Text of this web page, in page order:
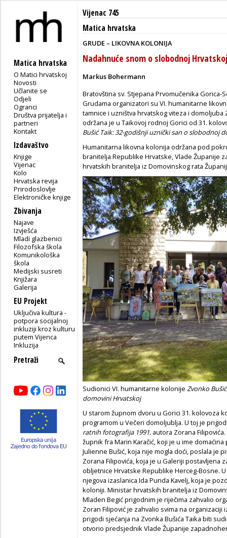
Matica hrvatska
O Matici hrvatskoj
Novosti
Učlanite se
Odjeli
Ogranci
Društva prijatelja i
partneri
Kontakt
Izdavaštvo
Knjige
Vijenac
Kolo
Hrvatska revija
Prirodoslovlje
Elektroničke knjige
Zbivanja
Najave
Izvješća
Mladi glazbenici
Filozofska škola
Komunikološka
škola
Medijski susreti
Knjižara
Galerija
EU Projekt
Uključiva kultura -
potpora socijalnoj
inkluziji kroz kulturu
putem Vijenca
Inkluzija
Vijenac 745
Matica hrvatska
GRUDE – LIKOVNA KOLONIJA
Nadahnuće snom o slobodnoj Hrvatskoj
Markus Bohermann
Bratovština sv. Stjepana Prvomučenika Gorica-
Grudama organizatori su VI. humanitarne
tamnice i uzništva hrvatskog viteza i domoljuba
održana je u Taikovoj rodnoj Gorici od 31.
Bušić Taik: 32-godišnji uznički san o slobodnoj
Humanitarna likovna kolonija održana pod
branitelja Republike Hrvatske, Vlade Županije
hrvatskih branitelja iz Domovinskog rata
Sudionici VI. humanitarne kolonije Zvonko
domovini Hrvatskoj
U starom župnom dvoru u Gorici 31. kolovoza
programom u Večeri domoljublja. U toj je
ratnih fotografija 1991. autora Zorana
župnik fra Marin Karačić, koji je u ime
Julienne Bušić, koja nije mogla doći, poslala je
Zorana Filipovića, koja je u Galeriji postavljena
obljetnice Hrvatske Republike Herceg-Bosne.
njegova izaslanica Ida Punda Kavelj, koja je
koloniji. Ministar hrvatskih branitelja iz
Mladen Begić prigodnim je riječima zahvalio
Zoran Filipović je zahvalio svima na organizaciji
prigodi sjećanja na Zvonka Bušića Taika biti
otvorio predsjednik Vlade Županije